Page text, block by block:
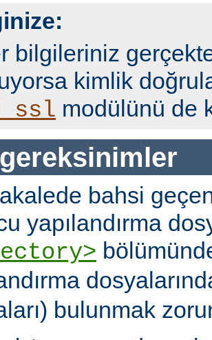
bilgileriniz
kimlik
modülünü de
bahsi
yapılandırma
bulunmak